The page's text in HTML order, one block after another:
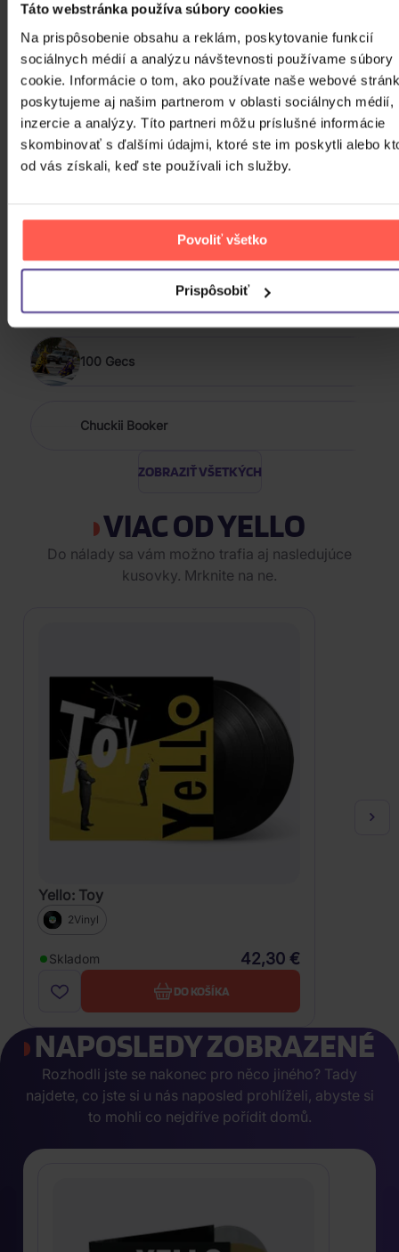
Táto webstránka používa súbory cookies
Na prispôsobenie obsahu a reklám, poskytovanie funkcií
sociálnych médií a analýzu návštevnosti používame súbory
cookie. Informácie o tom, ako používate naše webové
poskytujeme aj našim partnerom v oblasti sociálnych médií,
inzercie a analýzy. Títo partneri môžu príslušné informácie
skombinovať s ďalšími údajmi, ktoré ste im poskytli alebo
od vás získali, keď ste používali ich služby.
Povoliť všetko
Prispôsobiť
VERISON)
PODOBNÍ INTERPRETI
&TEAM
(G)I-DLE
100 Gecs
Chuckii Booker
ZOBRAZIŤ VŠETKÝCH
VIAC OD YELLO
Do nálady sa vám možno trafia aj nasledujúce
kusovky. Mrknite na ne.
Yello: Toy
2Vinyl
Skladom 42,30 €
DO KOŠÍKA
NAPOSLEDY ZOBRAZENÉ
Rozhodli jste se nakonec pro něco jiného? Tady
najdete, co jste si u nás naposled prohlíželi, abyste si
to mohli co nejdříve pořídit domů.